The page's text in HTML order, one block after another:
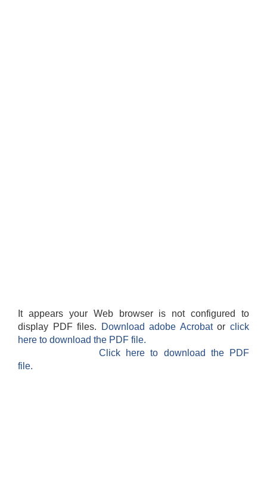
It appears your Web browser is not configured to
display PDF files.
Download adobe Acrobatorclick
here to download the PDF file.
Click here to download the PDF
file.